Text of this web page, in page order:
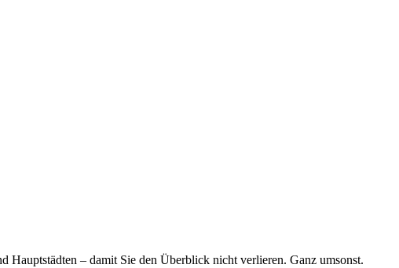
Hauptstädten – damit Sie den Überblick nicht verlieren. Ganz umsonst.